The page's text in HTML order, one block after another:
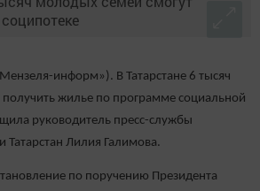
информ»). В Татарстане 6 тысяч
жилье по программе социальной
руководитель пресс-службы
Татарстан Лилия Галимова.
по поручению Президента